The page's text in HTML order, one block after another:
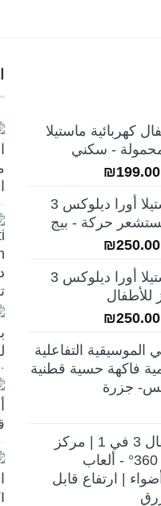
كهربائية ماستيلا
- سكني
السعر
هو:
₪250.00.
₪199.00
السعر
هو:
₪199.00.
كرسي ماستيلا أورا ديلوكس 3
السعر
هو:
₪350.00.
₪250.00
السعر
هو:
كرسي ماستيلا أورا ديلوكس 3
السعر
هو:
₪350.00.
₪250.00
السعر
هو:
₪250.00.
الموسيقية التفاعلية
فاكهة حسية قطنية
جزرة
نطاطة أطفال 3 في 1 | مركز
نشاط دوار 360° - ألعاب
| ارتفاع قابل